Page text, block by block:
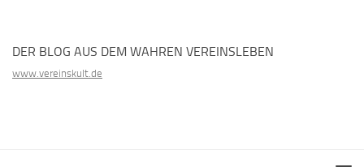
DER BLOG AUS DEM WAHREN VEREINSLEBEN
www.vereinskult.de